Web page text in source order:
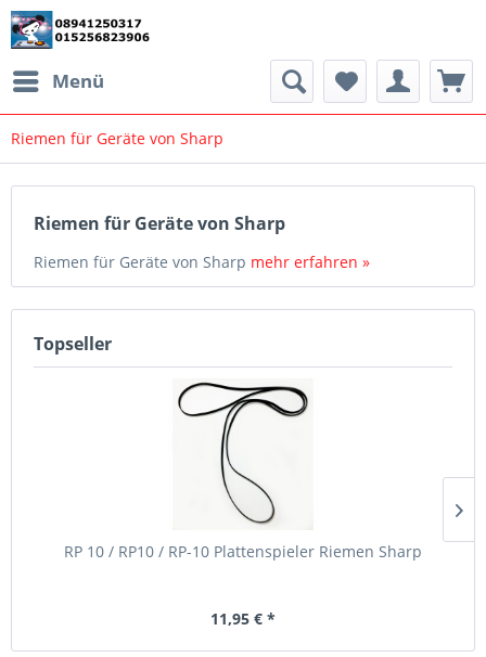
Menü
Riemen für Geräte von Sharp
Riemen für Geräte von Sharp
Riemen für Geräte von Sharp mehr erfahren »
Topseller
RP 10 / RP10 / RP-10 Plattenspieler Riemen Sharp
11,95 € *